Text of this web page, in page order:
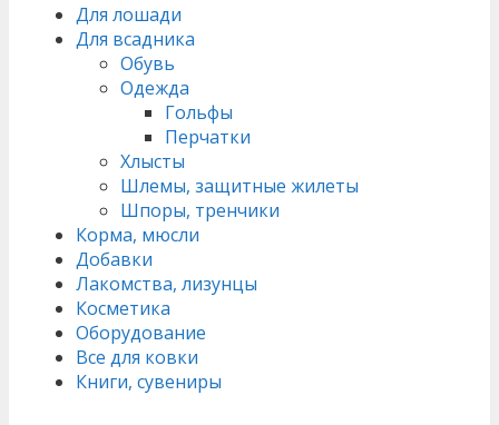
Для лошади
Для всадника
Обувь
Одежда
Гольфы
Перчатки
Хлысты
Шлемы, защитные жилеты
Шпоры, тренчики
Корма, мюсли
Добавки
Лакомства, лизунцы
Косметика
Оборудование
Все для ковки
Книги, сувениры